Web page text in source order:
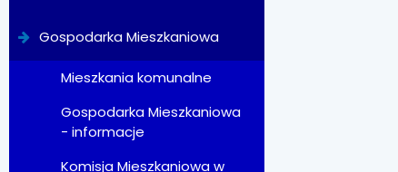
Gospodarka Mieszkaniowa
Mieszkania komunalne
Gospodarka Mieszkaniowa
- informacje
Komisja Mieszkaniowa w